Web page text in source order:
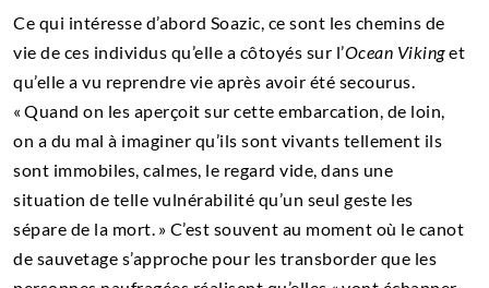
Ce qui intéresse d’abord Soazic, ce sont les chemins de
vie de ces individus qu’elle a côtoyés sur l’Ocean Vikinget
qu’elle a vu reprendre vie après avoir été secourus.
« Quand on les aperçoit sur cette embarcation, de loin,
on a du mal à imaginer qu’ils sont vivants tellement ils
sont immobiles, calmes, le regard vide, dans une
situation de telle vulnérabilité qu’un seul geste les
sépare de la mort. » C’est souvent au moment où le canot
de sauvetage s’approche pour les transborder que les